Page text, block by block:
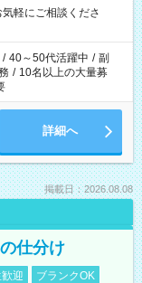
軽にご相談くださ
/ 40～50代活躍中 / 副
/ 10名以上の大量募
詳細へ
掲載日：2026.08.08
仕分け
迎
ブランクOK